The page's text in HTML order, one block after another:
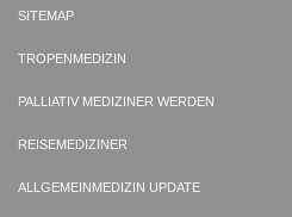
SITEMAP
TROPENMEDIZIN
PALLIATIV MEDIZINER WERDEN
REISEMEDIZINER
ALLGEMEINMEDIZIN UPDATE